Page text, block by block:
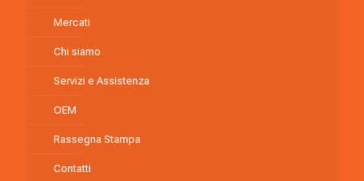
Mercati
Chi siamo
Servizi e Assistenza
OEM
Rassegna Stampa
Contatti